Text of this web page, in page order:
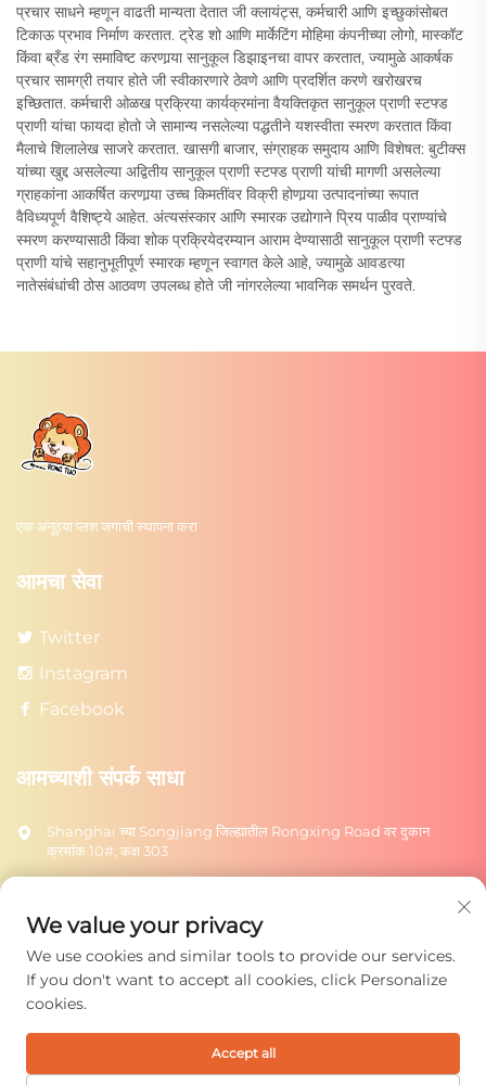
प्रचार साधने म्हणून वाढती मान्यता देतात जी क्लायंट्स, कर्मचारी आणि इच्छुकांसोबत
टिकाऊ प्रभाव निर्माण करतात. ट्रेड शो आणि मार्केटिंग मोहिमा कंपनीच्या लोगो, मास्कॉट
किंवा ब्रँड रंग समाविष्ट करणार्‍या सानुकूल डिझाइनचा वापर करतात, ज्यामुळे आकर्षक
प्रचार सामग्री तयार होते जी स्वीकारणारे ठेवणे आणि प्रदर्शित करणे खरोखरच
इच्छितात. कर्मचारी ओळख प्रक्रिया कार्यक्रमांना वैयक्तिकृत सानुकूल प्राणी स्टफ्ड
प्राणी यांचा फायदा होतो जे सामान्य नसलेल्या पद्धतीने यशस्वीता स्मरण करतात किंवा
मैलाचे शिलालेख साजरे करतात. खासगी बाजार, संग्राहक समुदाय आणि विशेषत: बुटीक्स
यांच्या खुद्द असलेल्या अद्वितीय सानुकूल प्राणी स्टफ्ड प्राणी यांची मागणी असलेल्या
ग्राहकांना आकर्षित करणार्‍या उच्च किमतींवर विक्री होणार्‍या उत्पादनांच्या रूपात
वैविध्यपूर्ण वैशिष्ट्ये आहेत. अंत्यसंस्कार आणि स्मारक उद्योगाने प्रिय पाळीव प्राण्यांचे
स्मरण करण्यासाठी किंवा शोक प्रक्रियेदरम्यान आराम देण्यासाठी सानुकूल प्राणी स्टफ्ड
प्राणी यांचे सहानुभूतीपूर्ण स्मारक म्हणून स्वागत केले आहे, ज्यामुळे आवडत्या
नातेसंबंधांची ठोस आठवण उपलब्ध होते जी नांगरलेल्या भावनिक समर्थन पुरवते.
एक अनूठ्या प्लश जगाची स्थापना करा
आमचा सेवा
Twitter
Instagram
Facebook
आमच्याशी संपर्क साधा
Shanghai च्या Songjiang जिल्ह्यातील Rongxing Road वर दुकान
क्रमांक 10#, कक्ष 303
+86-18217615209
पाठवा
We value your privacy
We use cookies and similar tools to provide our services.
If you don't want to accept all cookies, click Personalize
cookies.
Accept all